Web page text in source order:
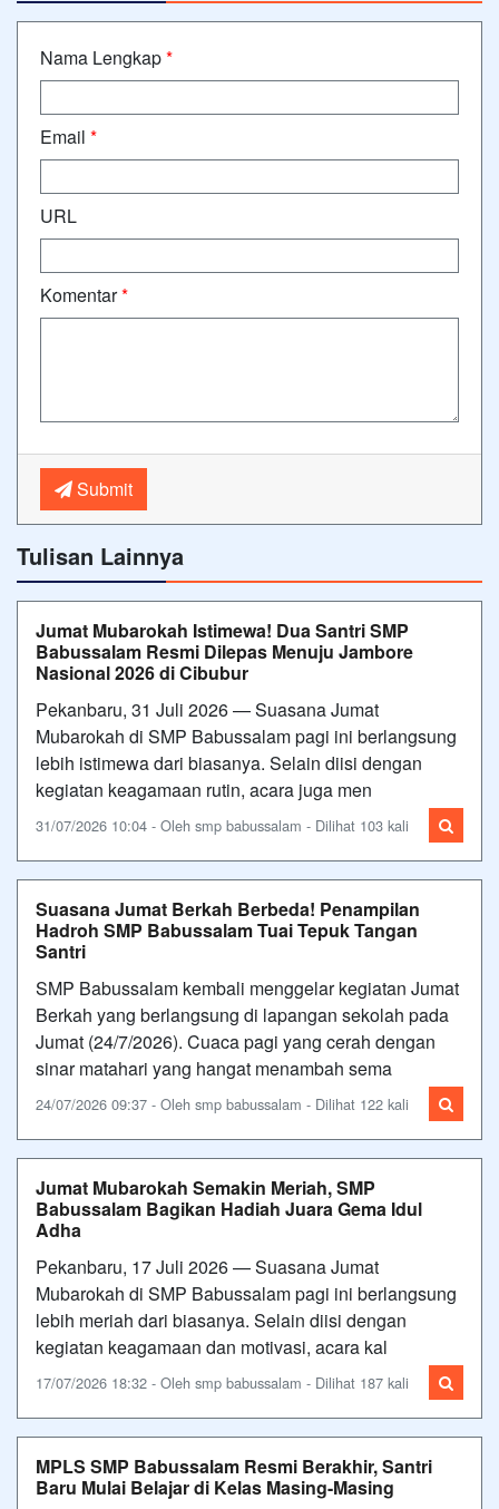
Nama Lengkap*
Email *
URL
Komentar*
Submit
Tulisan Lainnya
Jumat Mubarokah Istimewa! Dua Santri SMP
Babussalam Resmi Dilepas Menuju Jambore
Nasional 2026 di Cibubur
Pekanbaru, 31 Juli 2026 — Suasana Jumat
Mubarokah di SMP Babussalam pagi ini berlangsung
lebih istimewa dari biasanya. Selain diisi dengan
kegiatan keagamaan rutin, acara juga men
31/07/2026 10:04 - Oleh smp babussalam - Dilihat 103 kali
Suasana Jumat Berkah Berbeda! Penampilan
Hadroh SMP Babussalam Tuai Tepuk Tangan
Santri
SMP Babussalam kembali menggelar kegiatan Jumat
Berkah yang berlangsung di lapangan sekolah pada
Jumat (24/7/2026). Cuaca pagi yang cerah dengan
sinar matahari yang hangat menambah sema
24/07/2026 09:37 - Oleh smp babussalam - Dilihat 122 kali
Jumat Mubarokah Semakin Meriah, SMP
Babussalam Bagikan Hadiah Juara Gema Idul
Adha
Pekanbaru, 17 Juli 2026 — Suasana Jumat
Mubarokah di SMP Babussalam pagi ini berlangsung
lebih meriah dari biasanya. Selain diisi dengan
kegiatan keagamaan dan motivasi, acara kal
17/07/2026 18:32 - Oleh smp babussalam - Dilihat 187 kali
MPLS SMP Babussalam Resmi Berakhir, Santri
Baru Mulai Belajar di Kelas Masing-Masing